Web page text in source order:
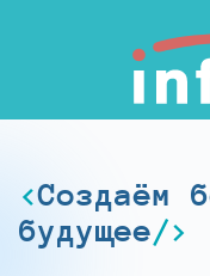
Создаём
будущее